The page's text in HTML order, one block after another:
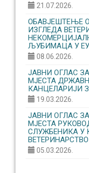
21.07.2026.
ОБАВЈЕШТЕЊЕ
ИЗГЛЕДА
ЉУБИМАЦА У ЕУ
08.06.2026.
ЈАВНИ ОГЛАС
МЈЕСТА
КАНЦЕЛАРИЈИ
19.03.2026.
ЈАВНИ ОГЛАС
МЈЕСТА
СЛУЖБЕНИКА У
05.03.2026.